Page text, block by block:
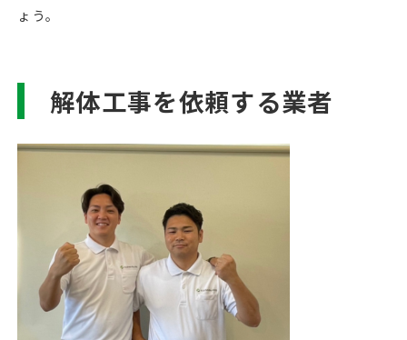
ょう。
解体工事を依頼する業者